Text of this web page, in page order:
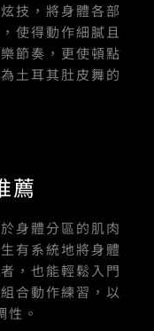
技，將身體各部
使得動作細膩且
節奏，更使頓點
土耳其肚皮舞的
薦
身體分區的肌肉
有系統地將身體
，也能輕鬆入門
合動作練習，以
性。